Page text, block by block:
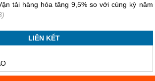
tải hàng hóa tăng 9,5% so với cùng kỳ năm
LIÊN KẾT